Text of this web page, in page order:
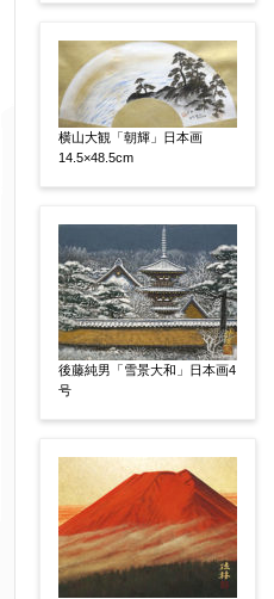
フリガナ 【任意】
メールアドレス
※送信完了後こちらのメ
送信確認メールをお送り
ールが受信されない場合
いか、アドレス間違え、
により弊社からのお返事
ざいますので、お電話(
電話番号 【必須】
※携帯電話などご連絡が
お願い致します。
横山大観「朝輝」日本画
14.5×48.5cm
後藤純男「雪景大和」日本画4
号